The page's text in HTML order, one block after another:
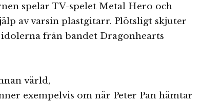
spelar TV-spelet Metal Hero och
av varsin plastgitarr. Plötsligt skjuter
från bandet Dragonhearts
värld,
exempelvis om när Peter Pan hämtar